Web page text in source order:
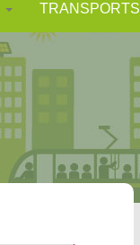
TRANSPORTS